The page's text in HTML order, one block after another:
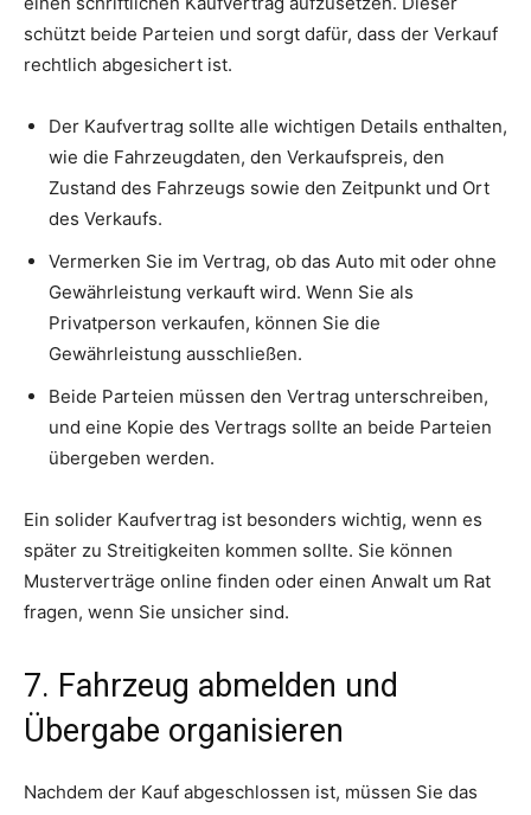
schützt beide Parteien und sorgt dafür, dass der Verkauf
rechtlich abgesichert ist.
Der Kaufvertrag sollte alle wichtigen Details enthalten,
wie die Fahrzeugdaten, den Verkaufspreis, den
Zustand des Fahrzeugs sowie den Zeitpunkt und Ort
des Verkaufs.
Vermerken Sie im Vertrag, ob das Auto mit oder ohne
Gewährleistung verkauft wird. Wenn Sie als
Privatperson verkaufen, können Sie die
Gewährleistung ausschließen.
Beide Parteien müssen den Vertrag unterschreiben,
und eine Kopie des Vertrags sollte an beide Parteien
übergeben werden.
Ein solider Kaufvertrag ist besonders wichtig, wenn es
später zu Streitigkeiten kommen sollte. Sie können
Musterverträge online finden oder einen Anwalt um Rat
fragen, wenn Sie unsicher sind.
7. Fahrzeug abmelden und
Übergabe organisieren
Nachdem der Kauf abgeschlossen ist, müssen Sie das